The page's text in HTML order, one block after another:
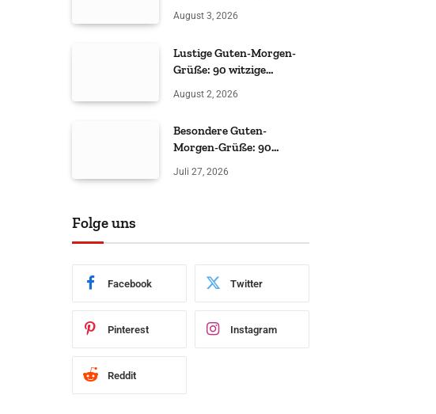
August 3, 2026
Lustige Guten-Morgen-
Grüße: 90 witzige
August 2, 2026
Besondere Guten-
Morgen-Grüße: 90
Juli 27, 2026
Folge uns
Facebook Twitter
Pinterest Instagram
Reddit